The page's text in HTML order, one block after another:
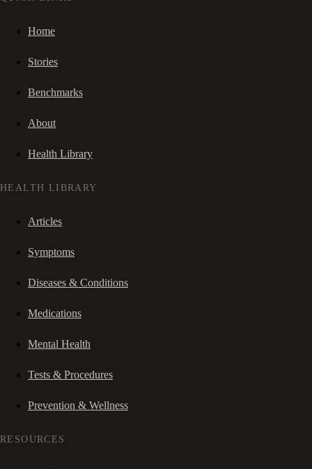
Home
Stories
Benchmarks
About
Health Library
HEALTH LIBRARY
Articles
Symptoms
Diseases & Conditions
Medications
Mental Health
Tests & Procedures
Prevention & Wellness
RESOURCES